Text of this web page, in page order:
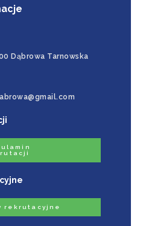
Dąbrowa Tarnowska
rekrutacyjne